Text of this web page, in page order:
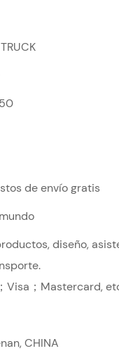
de envío gratis
diseño,
Visa；Mastercard,
CHINA